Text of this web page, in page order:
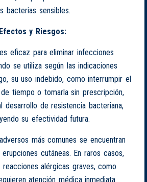
bacterias sensibles.
Efectos y Riesgos:
eficaz para eliminar infecciones
se utiliza según las indicaciones
su uso indebido, como interrumpir el
tiempo o tomarla sin prescripción,
desarrollo de resistencia bacteriana,
su efectividad futura.
más comunes se encuentran
cutáneas. En raros casos,
alérgicas graves, como
atención médica inmediata.